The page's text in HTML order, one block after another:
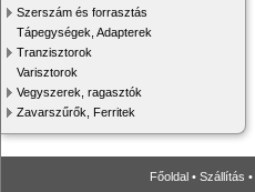
Szerszám és forrasztás
Tápegységek, Adapterek
Tranzisztorok
Varisztorok
Vegyszerek, ragasztók
Zavarszűrők, Ferritek
Főoldal • Szállítás •